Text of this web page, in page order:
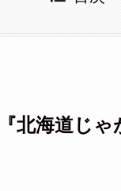
北海道じゃ